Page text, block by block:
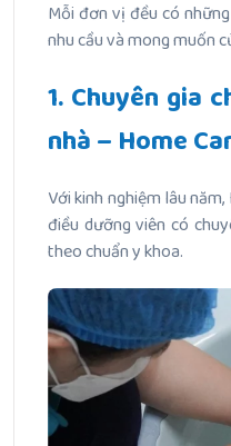
Mỗi đơn vị đều có
nhu cầu và mong muốn
1. Chuyên gia
nhà – Home
Với kinh nghiệm lâu
điều dưỡng viên có
theo chuẩn y khoa.